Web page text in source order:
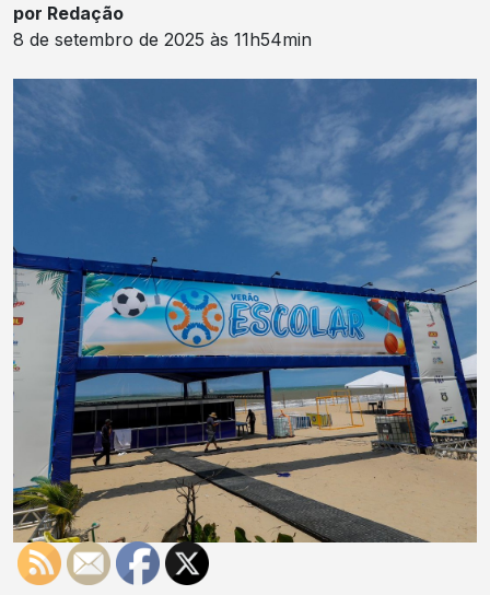
por Redação
8 de setembro de 2025 às 11h54min